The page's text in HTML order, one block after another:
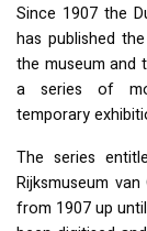
Since 1907 the
has published
the museum and
a series of
temporary
The series
Rijksmuseum
from 1907 up